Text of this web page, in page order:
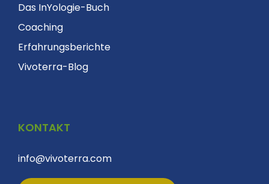
Das InYologie-Buch
Coaching
Erfahrungsberichte
Vivoterra-Blog
KONTAKT
info@vivoterra.com